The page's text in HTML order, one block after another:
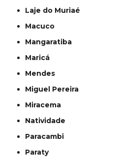
Laje do Muriaé
Macuco
Mangaratiba
Maricá
Mendes
Miguel Pereira
Miracema
Natividade
Paracambi
Paraty